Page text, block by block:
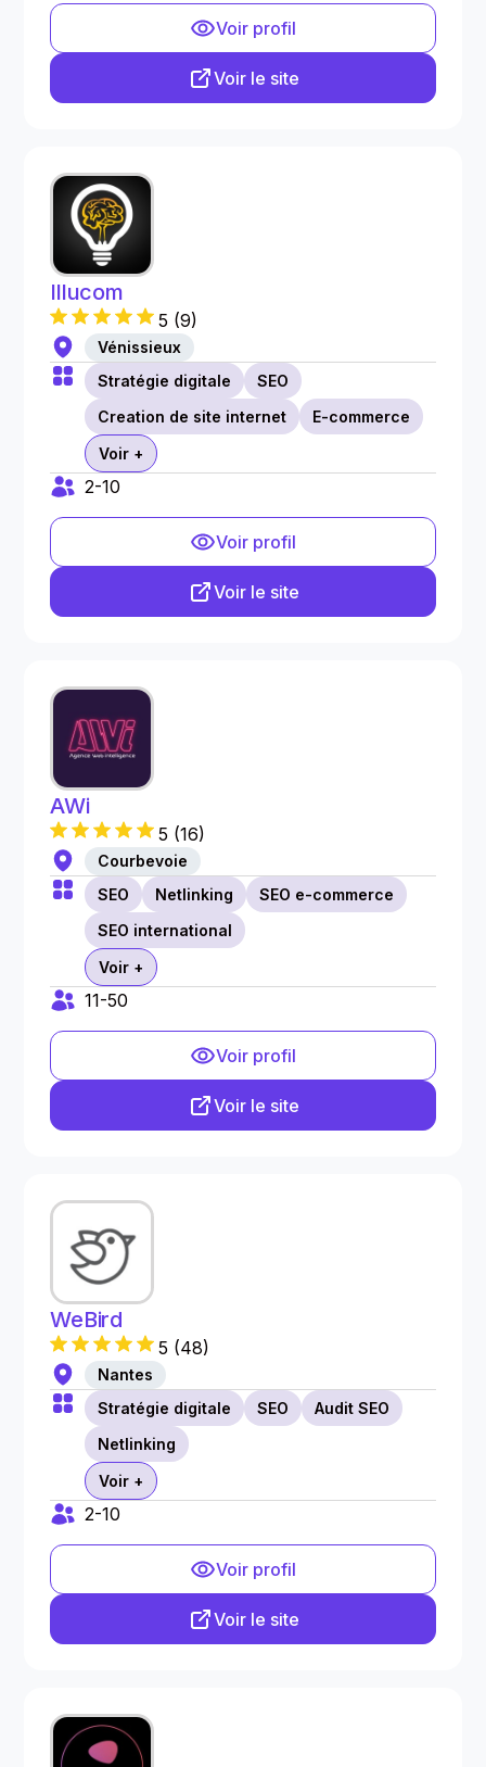
Voir profil
Voir le site
Illucom
5 (9)
Vénissieux
Stratégie digitale
SEO
Creation de site internet
E-commerce
Voir +
2-10
Voir profil
Voir le site
AWi
5 (16)
Courbevoie
SEO
Netlinking
SEO e-commerce
SEO international
Voir +
11-50
Voir profil
Voir le site
WeBird
5 (48)
Nantes
Stratégie digitale
SEO
Audit SEO
Netlinking
Voir +
2-10
Voir profil
Voir le site